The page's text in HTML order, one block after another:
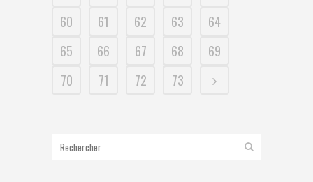
60
61 62 63
64
65
66 67 68
69
70
71 72 73